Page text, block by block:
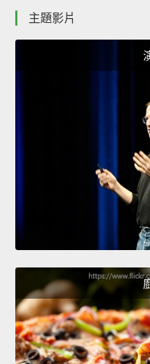
主題影片